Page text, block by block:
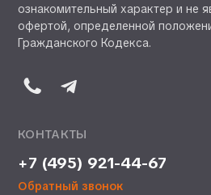
ознакомительный характер и не
офертой, определенной
Гражданского Кодекса.
КОНТАКТЫ
+7 (495) 921-44-67
Обратный звонок